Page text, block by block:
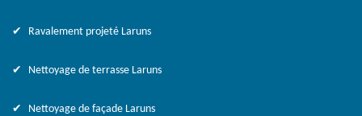
Ravalement projeté Laruns
Nettoyage de terrasse Laruns
Nettoyage de façade Laruns